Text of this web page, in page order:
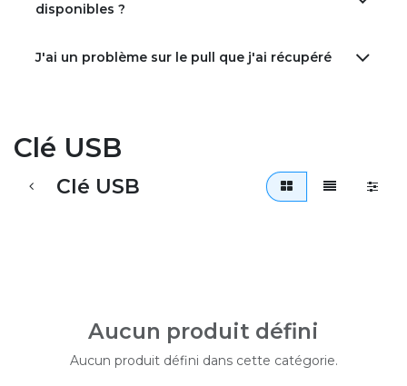
disponibles ?
J'ai un problème sur le pull que j'ai récupéré
Clé USB
Clé USB
Aucun produit défini
Aucun produit défini dans cette catégorie.